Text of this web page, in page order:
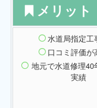
メリット
水道局指定工
口コミ評価が
地元で水道修理40
実績